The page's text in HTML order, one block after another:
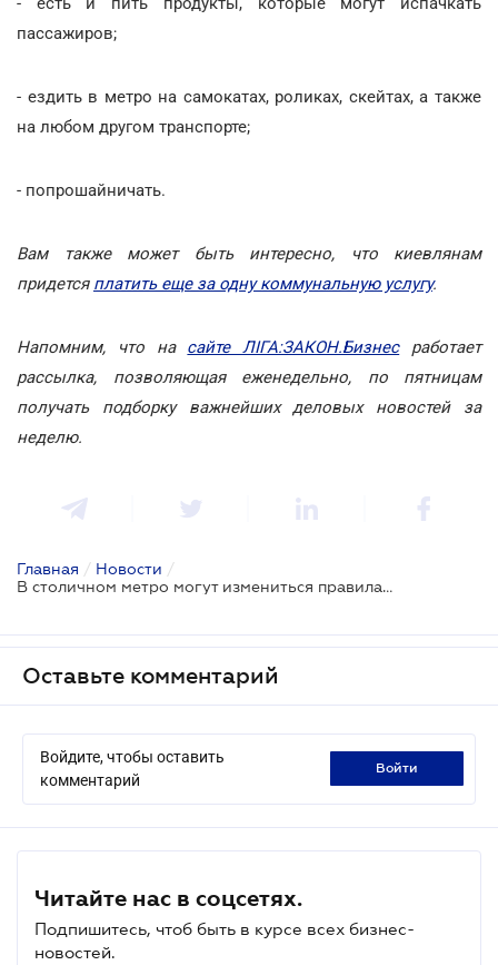
пассажиров;
- ездить в метро на самокатах, роликах, скейтах, а также
на любом другом транспорте;
- попрошайничать.
Вам также может быть интересно, что киевлянам
придется платить еще за одну коммунальную услугу.
Напомним, что на сайте ЛІГА:ЗАКОН.Бизнесработает
рассылка, позволяющая еженедельно, по пятницам
получать подборку важнейших деловых новостей за
неделю.
Главная / Новости /
В столичном метро могут измениться правила проезда
Оставьте комментарий
Войдите, чтобы оставить
комментарий
войти
Читайте нас в соцсетях.
Подпишитесь, чтоб быть в курсе всех бизнес-
новостей.